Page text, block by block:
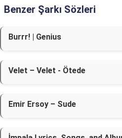
Benzer Şarkı Sözleri
Burrr! | Genius
Velet – Velet - Ötede
Emir Ersoy – Sude